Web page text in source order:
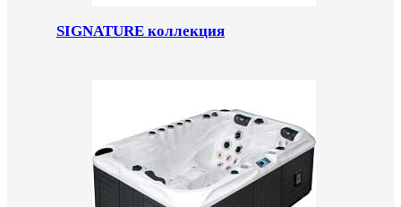
SIGNATURE коллекция